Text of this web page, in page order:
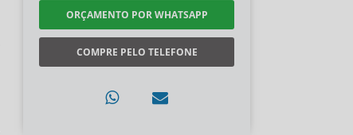
ORÇAMENTO POR WHATSAPP
COMPRE PELO TELEFONE